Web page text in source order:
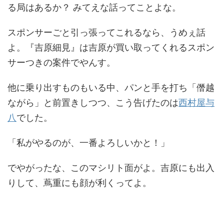
る局はあるか？ みてえな話ってことよな。
スポンサーごと引っ張ってこれるなら、うめぇ話
よ。『吉原細見』は吉原が買い取ってくれるスポン
サーつきの案件でやんす。
他に乗り出すものもいる中、パンと手を打ち「僭越
ながら」と前置きしつつ、こう告げたのは西村屋与
八でした。
「私がやるのが、一番よろしいかと！」
でやがったな、このマシリト面がよ。吉原にも出入
りして、蔦重にも顔が利くってよ。